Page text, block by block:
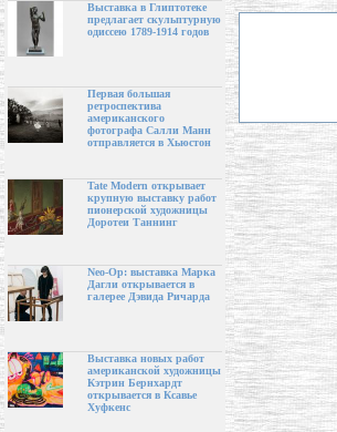
Выставка в Глиптотеке
предлагает скульптурную
одиссею 1789-1914 годов
Первая большая
ретроспектива
американского
фотографа Салли Манн
отправляется в Хьюстон
Tate Modern открывает
крупную выставку работ
пионерской художницы
Доротеи Таннинг
Neo-Op: выставка Марка
Дагли открывается в
галерее Дэвида Ричарда
Выставка новых работ
американской художницы
Кэтрин Бернхардт
открывается в Ксавье
Хуфкенс